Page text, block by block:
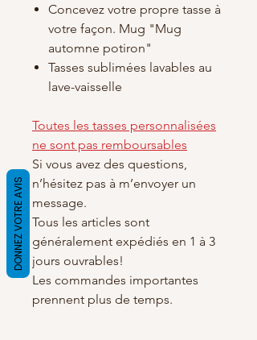
Concevez votre propre tasse à
votre façon. Mug "Mug
automne potiron"
Tasses sublimées lavables au
lave-vaisselle
Toutes les tasses personnalisées
ne sont pas remboursables
Si vous avez des questions,
n’hésitez pas à m’envoyer un
message.
Tous les articles sont
généralement expédiés en 1 à 3
jours ouvrables!
Les commandes importantes
prennent plus de temps.
DONNEZ VOTRE AVIS